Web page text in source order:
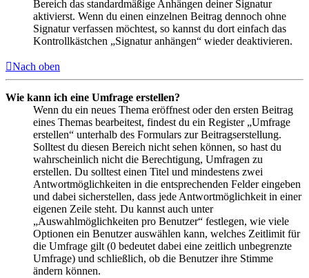
Bereich das standardmäßige Anhängen deiner Signatur
aktivierst. Wenn du einen einzelnen Beitrag dennoch ohne
Signatur verfassen möchtest, so kannst du dort einfach das
Kontrollkästchen „Signatur anhängen“ wieder deaktivieren.
Nach oben
Wie kann ich eine Umfrage erstellen?
Wenn du ein neues Thema eröffnest oder den ersten Beitrag
eines Themas bearbeitest, findest du ein Register „Umfrage
erstellen“ unterhalb des Formulars zur Beitragserstellung.
Solltest du diesen Bereich nicht sehen können, so hast du
wahrscheinlich nicht die Berechtigung, Umfragen zu
erstellen. Du solltest einen Titel und mindestens zwei
Antwortmöglichkeiten in die entsprechenden Felder eingeben
und dabei sicherstellen, dass jede Antwortmöglichkeit in einer
eigenen Zeile steht. Du kannst auch unter
„Auswahlmöglichkeiten pro Benutzer“ festlegen, wie viele
Optionen ein Benutzer auswählen kann, welches Zeitlimit für
die Umfrage gilt (0 bedeutet dabei eine zeitlich unbegrenzte
Umfrage) und schließlich, ob die Benutzer ihre Stimme
ändern können.